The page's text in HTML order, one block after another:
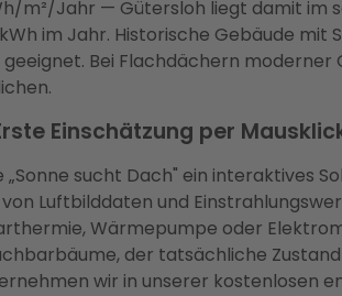
m²/Jahr — Gütersloh liegt damit im
im Jahr. Historische Gebäude
Bei Flachdächern
Einschätzung per
sucht Dach" ein interaktives
Luftbilddaten und
Wärmepumpe oder
der tatsächliche
wir in unserer kostenlosen